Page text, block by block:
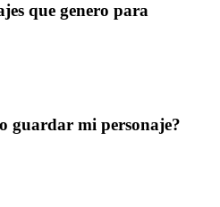
que genero para
guardar mi personaje?